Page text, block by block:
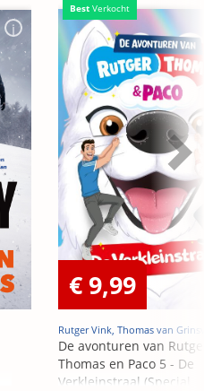
Best Verkocht
€ 9,99
Rutger Vink, Thomas van
De avonturen van
Thomas en Paco 5 - De
Verkleinstraal (Special